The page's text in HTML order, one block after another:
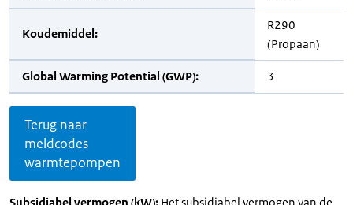
Koudemiddel:
R290
(Propaan)
Global Warming Potential (GWP): 3
Terug naar
meldcodes
warmtepompen